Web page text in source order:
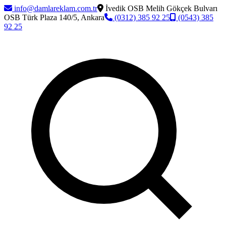
info@damlareklam.com.tr
İvedik OSB Melih Gökçek Bulvarı
OSB Türk Plaza 140/5, Ankara
(0312) 385 92 25
(0543) 385
92 25